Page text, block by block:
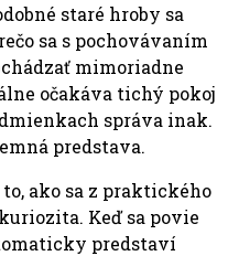
staré hroby sa
sa s pochovávaním
mimoriadne
očakáva tichý pokoj
správa inak.
predstava.
ako sa z praktického
Keď sa povie
predstaví